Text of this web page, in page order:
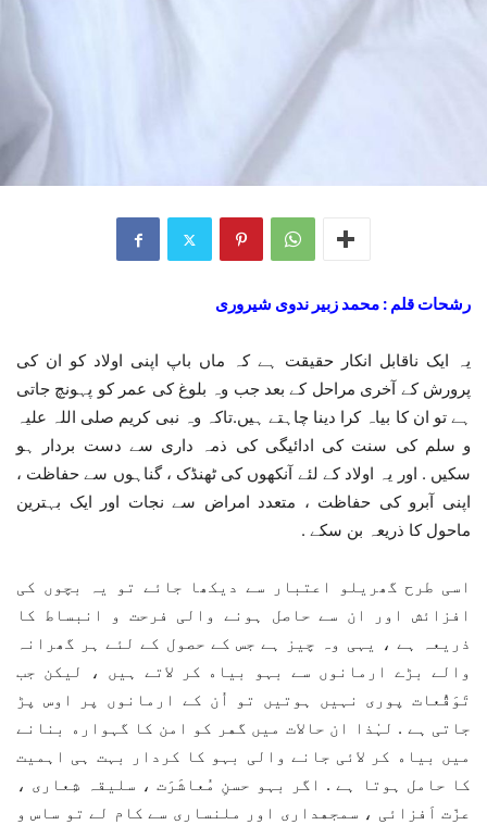
رشحات قلم : محمد زبیر ندوی شیروری
یہ ایک ناقابل انکار حقیقت ہے کہ ماں باپ اپنی اولاد کو ان کی
پرورش کے آخری مراحل کے بعد جب وہ بلوغ کی عمر کو پہونچ جاتی
ہے تو ان کا بیاہ کرا دینا چاہتے ہیں.تاکہ وہ نبی کریم صلی اللہ علیہ
و سلم کی سنت کی ادائیگی کی ذمہ داری سے دست بردار ہو
سکیں . اور یہ اولاد کے لئے آنکھوں کی ٹھنڈک ، گناہوں سے حفاظت ،
اپنی آبرو کی حفاظت ، متعدد امراض سے نجات اور ایک بہترین
ماحول کا ذریعہ بن سکے .
اسی طرح گھریلو اعتبار سے دیکھا جائے تو یہ بچوں کی
افزائش اور ان سے حاصل ہونے والی فرحت و انبساط کا
ذریعہ ہے ، یہی وہ چیز ہے جس کے حصول کے لئے ﮨﺮ گھرانہ
ﻭﺍﻟﮯ ﺑﮍﮮ اﺭﻣﺎنوں ﺳﮯ ﺑﮩﻮ ﺑﯿﺎﮦ ﮐﺮ ﻻﺗﮯ ﮨﯿﮟ ، ﻟﯿﮑﻦ ﺟﺐ
ﺗَﻮَﻗُّﻌﺎﺕ ﭘﻮﺭﯼ ﻧﮩﯿﮟ ﮨﻮﺗﯿﮟ ﺗﻮ ﺍُﻥ ﮐﮯ ﺍﺭﻣﺎﻧﻮﮞ ﭘﺮ ﺍﻭﺱ ﭘﮍ
ﺟﺎﺗﯽ ﮨﮯ . لہٰذا ان حالات میں ﮔﮭﺮ ﮐﻮ ﺍﻣﻦ ﮐﺎ ﮔﮩﻮﺍﺭﮦ ﺑﻨﺎﻧﮯ
ﻣﯿﮟ ﺑﯿﺎﮦ ﮐﺮ ﻻﺋﯽ ﺟﺎﻧﮯ ﻭﺍﻟﯽ ﺑﮩﻮ ﮐﺎ ﮐﺮﺩﺍﺭ بہت ہی ﺍہمیت
کا حامل ﮨﻮﺗﺎ ﮨﮯ . ﺍﮔﺮ ﺑﮩﻮ ﺣﺴﻦِ ﻣُﻌﺎﺷَﺮَﺕ ، ﺳﻠﯿﻘﮧ ﺷِﻌﺎﺭﯼ ،
ﻋﺰّﺕ ﺍَﻓﺰﺍﺋﯽ ، ﺳﻤﺠﮭﺪﺍﺭﯼ ﺍﻭﺭ ﻣﻠﻨﺴﺎﺭﯼ ﺳﮯ ﮐﺎﻡ ﻟﮯ ﺗﻮ ﺳﺎﺱ و